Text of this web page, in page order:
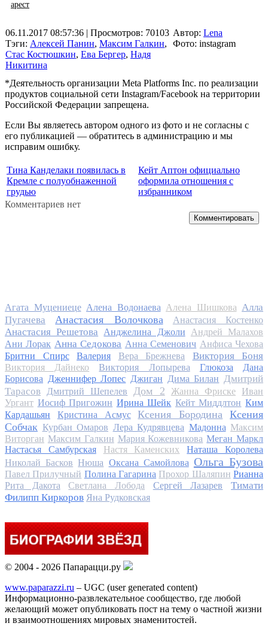
арест
06.11.2017 08:57:36 | Просмотров: 70103
Тэги: Алексей Панин, Максим Галкин,
Стас Костюшкин, Ева Бергер, Надя
Никитина
Автор: Lena
Фото: instagram
*Деятельность организации Meta Platforms Inc. по реализации
продуктов социальной сети Instagram/Facebook на территории
Российской Федерации запрещена.
Если Вы являетесь автором одного из фото и не согласны с
его публикацией — обратитесь в администрацию и мы
исправим ошибку.
Тина Канделаки появилась в
Кремле с полуобнаженной
грудью
Кейт Аптон официально
оформила отношения с
избранником
Комментариев нет
Комментировать
Агата Муцениеце Алена Водонаева Алена Шишкова Алла
Пугачева
Анастасия Волочкова Анастасия Костенко
Анастасия Решетова Анджелина Джоли
Андрей Малахов
Ани Лорак Анна Седокова Анна Семенович Анфиса Чехова
Бритни Спирс
Валерия Вера Брежнева Виктория Боня
Виктория Дайнеко Виктория Лопырева Глюкоза
Дана
Борисова Дженнифер Лопес Джиган Дима Билан Дмитрий
Тарасов
Дмитрий Шепелев Дом 2 Жанна Фриске
Иван
Ургант Иосиф Пригожин Ирина Шейк Кейт Миддлтон Ким
Кардашьян
Кристина Асмус Ксения Бородина
Ксения
Собчак Курбан Омаров Лера Кудрявцева Мадонна Максим
Виторган Максим Галкин Мария Кожевникова Меган Маркл
Настасья Самбурская
Настя Каменских
Наташа Королева
Николай Басков Нюша Оксана Самойлова Ольга Бузова
Павел Прилучный Полина Гагарина Прохор Шаляпин Рианна
Рита Дакота
Светлана Лобода Сергей Лазарев
Тимати
Филипп Киркоров Яна Рудковская
© 2004 - 2026 Папарацци.ру
www.paparazzi.ru – UGC (user generated content)
Информационно-развлекательное сообщество, где любой
желающий может опубликовать пост на тему о частной жизни
и взаимоотношениях мировых знаменитостей.